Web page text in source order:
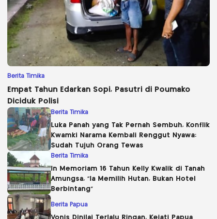
Berita Timika
Empat Tahun Edarkan Sopi, Pasutri di Poumako
Diciduk Polisi
Berita Timika
Luka Panah yang Tak Pernah Sembuh, Konflik
Kwamki Narama Kembali Renggut Nyawa:
Sudah Tujuh Orang Tewas
Berita Timika
In Memoriam 16 Tahun Kelly Kwalik di Tanah
Amungsa, “Ia Memilih Hutan, Bukan Hotel
Berbintang”
Berita Papua
Vonis Dinilai Terlalu Ringan, Kejati Papua